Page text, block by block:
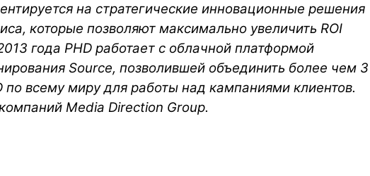
на стратегические инновационные решения
которые позволяют максимально увеличить ROI
года PHD работает с облачной платформой
Source, позволившей объединить более чем 3
по всему миру для работы над кампаниями клиентов.
Media Direction Group.